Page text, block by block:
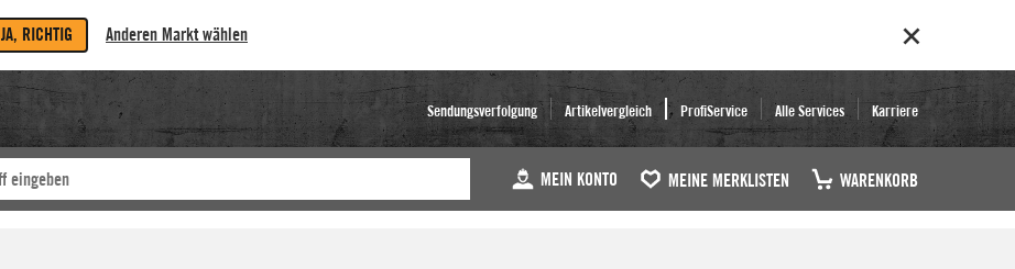
JA, RICHTIG Anderen Markt wählen
Sendungsverfolgung Artikelvergleich ProfiService Alle Services Karriere
MEIN KONTO MEINE MERKLISTEN WARENKORB